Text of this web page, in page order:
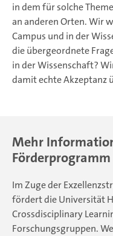
in dem für solche
an anderen Orten. Wir
Campus und in der
die übergeordnete
in der Wissenschaft?
damit echte Akzeptanz
Mehr
Förderprogramm
Im Zuge der
fördert die Universität
Crossdisciplinary
Forschungsgruppen.